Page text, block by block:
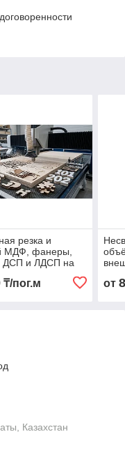
резка и
МДФ, фанеры,
ДСП и ЛДСП на
₸/пог.м от
Казахстан